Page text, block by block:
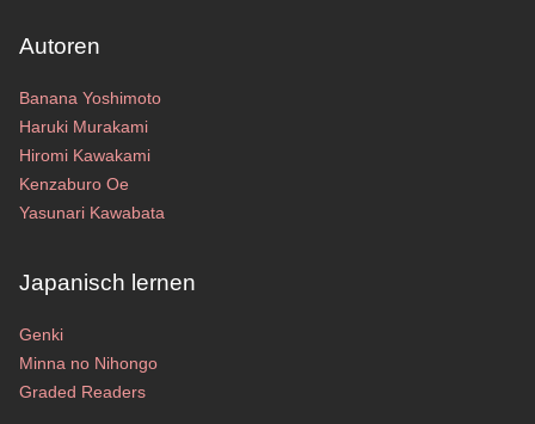
Autoren
Banana Yoshimoto
Haruki Murakami
Hiromi Kawakami
Kenzaburo Oe
Yasunari Kawabata
Japanisch lernen
Genki
Minna no Nihongo
Graded Readers